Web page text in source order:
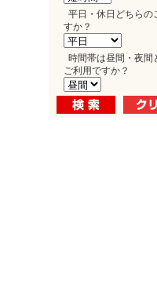
平日・休日どちらの
すか？
時間帯は昼間・夜間
ご利用ですか？